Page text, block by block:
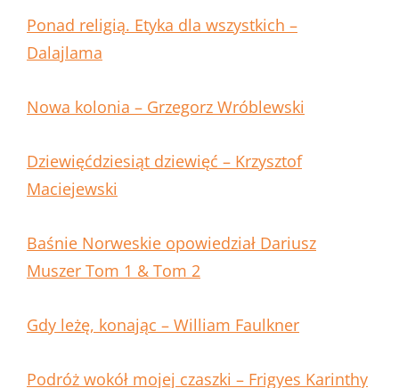
Ponad religią. Etyka dla wszystkich –
Dalajlama
Nowa kolonia – Grzegorz Wróblewski
Dziewięćdziesiąt dziewięć – Krzysztof
Maciejewski
Baśnie Norweskie opowiedział Dariusz
Muszer Tom 1 & Tom 2
Gdy leżę, konając – William Faulkner
Podróż wokół mojej czaszki – Frigyes Karinthy